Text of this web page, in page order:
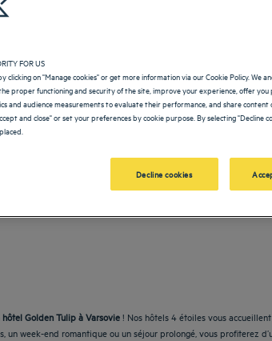
with the calendar and select a date. Press the question
Navigate backward to interact with the calendar and
hôtel Golden Tulip à Varsovie! Nos hôtels 4 étoiles vous
week-end romantique ou un séjour prolongé, vous profiterez
FOR US
clicking on "Manage cookies" or get more information via our Cookie Policy. We
proper functioning and security of the site, improve your experience, offer you
and audience measurements to evaluate their performance, and share content
and close" or set your preferences by cookie purpose. By selecting "Decline
Decline cookies